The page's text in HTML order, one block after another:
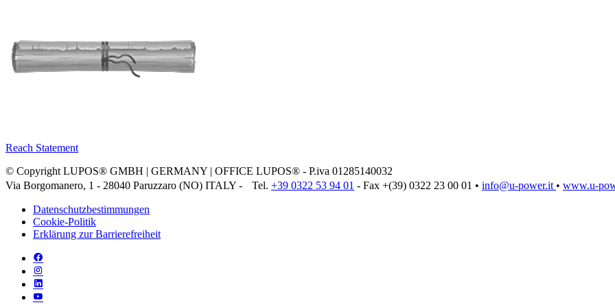
Reach Statement
© Copyright LUPOS® GMBH | GERMANY | OFFICE LUPOS® - P.iva 01285140032
Via Borgomanero, 1 - 28040 Paruzzaro (NO) ITALY - Tel. +39 0322 53 94 01 - Fax +(39) 0322 23 00 01 • info@u‑power.it •
Datenschutzbestimmungen
Cookie-Politik
Erklärung zur Barrierefreiheit